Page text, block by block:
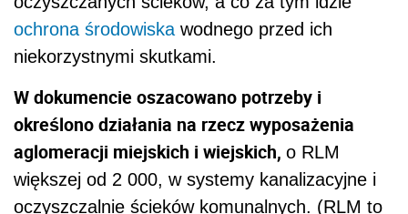
ochrona środowiska wodnego przed ich
niekorzystnymi skutkami.
W dokumencie oszacowano potrzeby i
określono działania na rzecz wyposażenia
aglomeracji miejskich i wiejskich, o RLM
większej od 2 000, w systemy kanalizacyjne i
oczyszczalnie ścieków komunalnych. (RLM to